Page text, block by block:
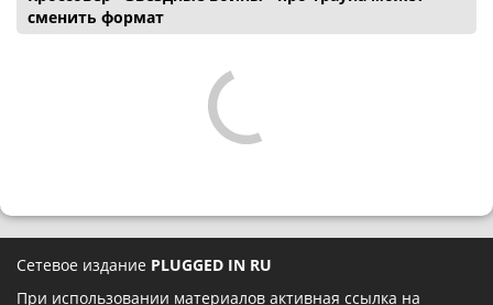
сменить формат
Сетевое издание PLUGGED IN RU
При использовании материалов активная ссылка на